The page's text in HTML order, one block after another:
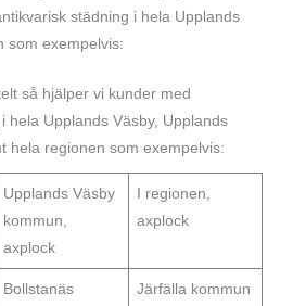
städning i hela Upplands
som exempelvis:
så hjälper vi kunder med
hela Upplands Väsby, Upplands
hela regionen som exempelvis:
Upplands Väsby
kommun,
axplock
I regionen,
axplock
Bollstanäs
Järfälla kommun